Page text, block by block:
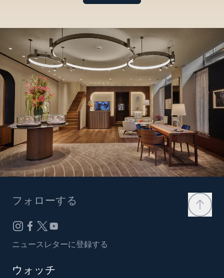
フォローする
ニュースレターに登録する
ウォッチ